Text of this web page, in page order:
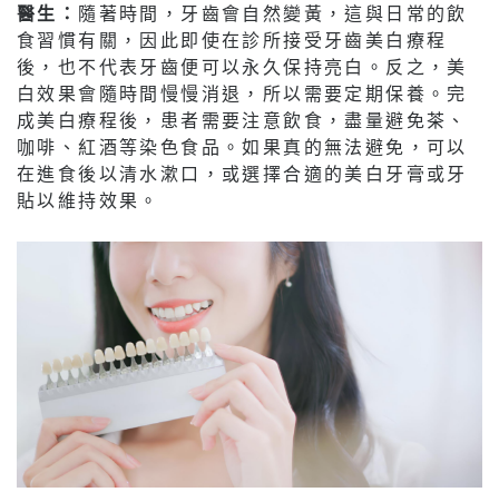
醫生： 隨著時間，牙齒會自然變黃，這與日常的飲
食習慣有關，因此即使在診所接受牙齒美白療程
後，也不代表牙齒便可以永久保持亮白。反之，美
白效果會隨時間慢慢消退，所以需要定期保養。完
成美白療程後，患者需要注意飲食，盡量避免茶、
咖啡、紅酒等染色食品。如果真的無法避免，可以
在進食後以清水漱口，或選擇合適的美白牙膏或牙
貼以維持效果。